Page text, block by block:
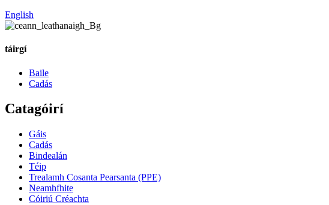
English
táirgí
Baile
Cadás
Catagóirí
Gáis
Cadás
Bindealán
Téip
Trealamh Cosanta Pearsanta (PPE)
Neamhfhite
Cóiriú Créachta